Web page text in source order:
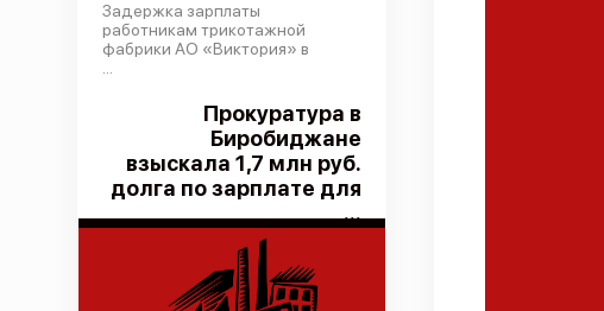
Задержка зарплаты
работникам трикотажной
фабрики АО «Виктория» в
Прокуратура в
Биробиджане
взыскала 1,7 млн руб.
долга по зарплате для
...